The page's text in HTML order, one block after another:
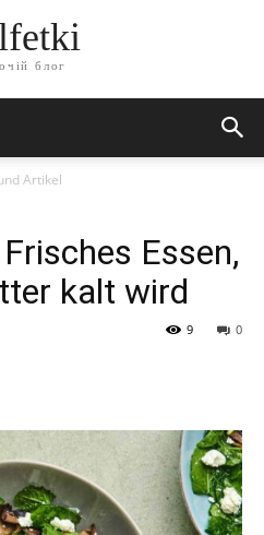
блог
Artikel
Essen,
kalt wird
0
9